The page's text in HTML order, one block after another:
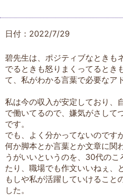
日付：2022/7/29
碧先生は、ポジティブなときも
でるときも怒りまくってるとき
て、私がわかる言葉で必要なア
私は今の収入が安定しており、
で働いてるので、嫌気がさして
です。
でも、よく分かってないのです
何か脚本とか言葉とか文章に関
うがいいというのを、30代の
たり、職場でも作文いいねぇ、
もしや私が活躍していけること
した。